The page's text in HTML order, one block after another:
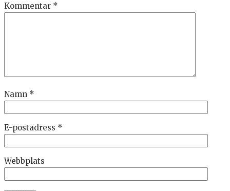
Kommentar *
Namn *
E-postadress *
Webbplats